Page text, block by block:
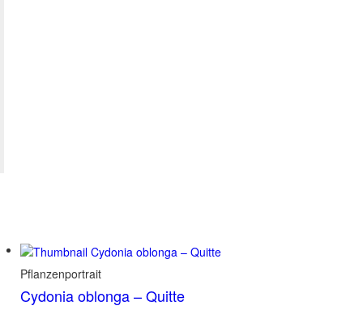
Pflanzenportrait
Cydonia oblonga – Quitte